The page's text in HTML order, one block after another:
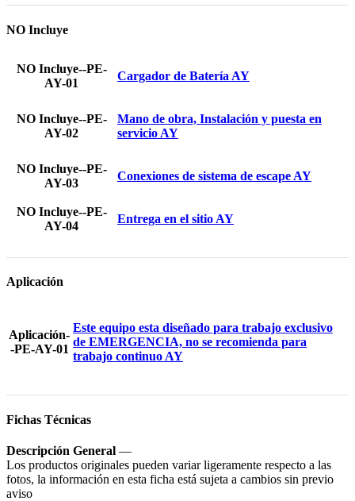
NO Incluye
NO Incluye--PE-
AY-01
Cargador de Batería AY
NO Incluye--PE-
AY-02
Mano de obra, Instalación y puesta en
servicio AY
NO Incluye--PE-
AY-03
Conexiones de sistema de escape AY
NO Incluye--PE-
AY-04
Entrega en el sitio AY
Aplicación
Aplicación-
-PE-AY-01
Este equipo esta diseñado para trabajo exclusivo
de EMERGENCIA, no se recomienda para
trabajo continuo AY
Fichas Técnicas
Descripción General —
Los productos originales pueden variar ligeramente respecto a las
fotos, la información en esta ficha está sujeta a cambios sin previo
aviso